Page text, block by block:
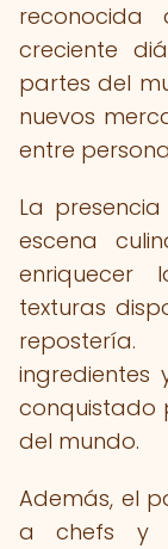
reconocida
creciente
partes del
nuevos
entre
La
escena
texturas
ingredientes
conquistado
del mundo.
Además, el
a chefs y